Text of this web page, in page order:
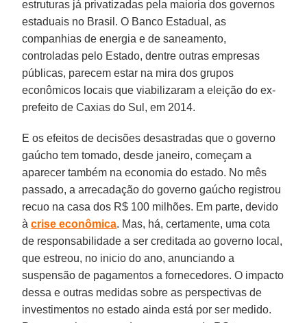
estruturas já privatizadas pela maioria dos governos
estaduais no Brasil. O Banco Estadual, as
companhias de energia e de saneamento,
controladas pelo Estado, dentre outras empresas
públicas, parecem estar na mira dos grupos
econômicos locais que viabilizaram a eleição do ex-
prefeito de Caxias do Sul, em 2014.
E os efeitos de decisões desastradas que o governo
gaúcho tem tomado, desde janeiro, começam a
aparecer também na economia do estado. No mês
passado, a arrecadação do governo gaúcho registrou
recuo na casa dos R$ 100 milhões. Em parte, devido
àcrise econômica. Mas, há, certamente, uma cota
de responsabilidade a ser creditada ao governo local,
que estreou, no inicio do ano, anunciando a
suspensão de pagamentos a fornecedores. O impacto
dessa e outras medidas sobre as perspectivas de
investimentos no estado ainda está por ser medido.